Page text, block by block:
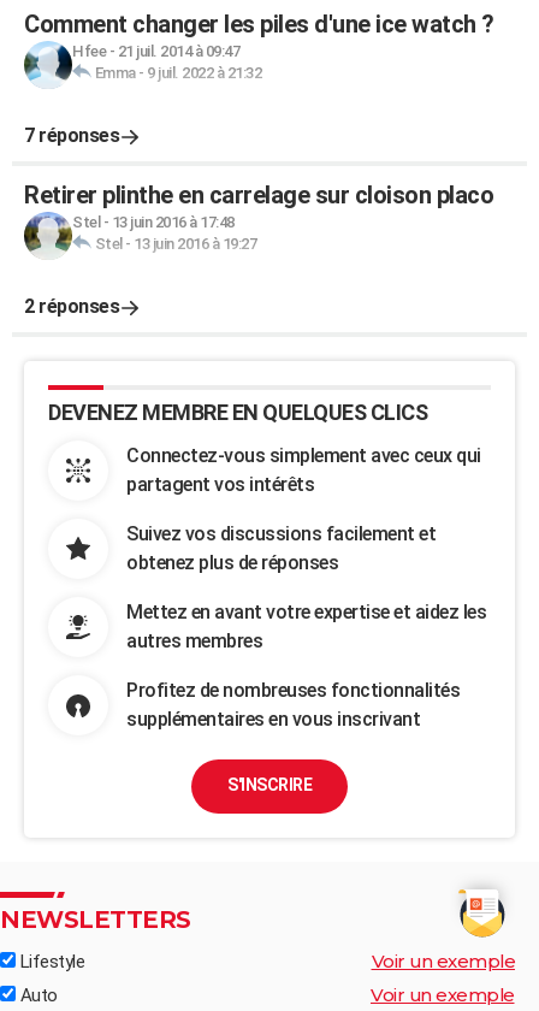
Comment changer les piles d'une ice watch ?
Hfee- 21 juil. 2014 à 09:47
Emma- 9 juil. 2022 à 21:32
7 réponses
Retirer plinthe en carrelage sur cloison placo
Stel - 13 juin 2016 à 17:48
Stel - 13 juin 2016 à 19:27
2 réponses
DEVENEZ MEMBRE EN QUELQUES CLICS
Connectez-vous simplement avec ceux qui
partagent vos intérêts
Suivez vos discussions facilement et
obtenez plus de réponses
Mettez en avant votre expertise et aidez les
autres membres
Profitez de nombreuses fonctionnalités
supplémentaires en vous inscrivant
S'INSCRIRE
NEWSLETTERS
Lifestyle Voir un exemple
Auto Voir un exemple